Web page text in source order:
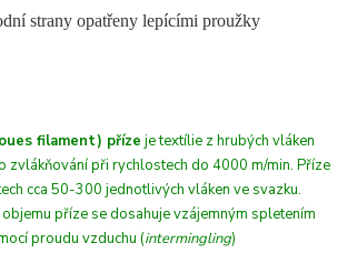
strany opatřeny lepícími proužky
filament) příze je textílie z hrubýchvláken
zvlákňování při rychlostech do 4000 m/min. Příze
cca 50-300 jednotlivých vláken ve svazku.
příze se dosahuje vzájemným spletením
proudu vzduchu (intermingling)